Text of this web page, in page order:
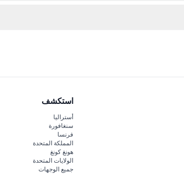
استكشف
أستراليا
سنغافورة
فرنسا
المملكة المتحدة
هونغ كونغ
الولايات المتحدة
جميع الوجهات